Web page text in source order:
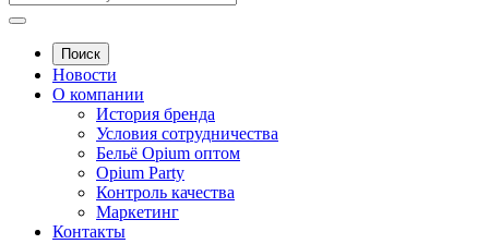
Поиск
Новости
О компании
История бренда
Условия сотрудничества
Бельё Opium оптом
Opium Party
Контроль качества
Маркетинг
Контакты